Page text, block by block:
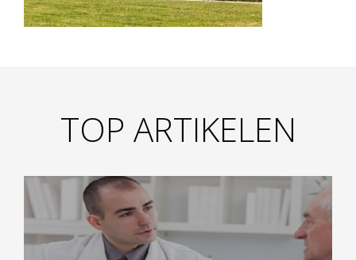
TOP ARTIKELEN